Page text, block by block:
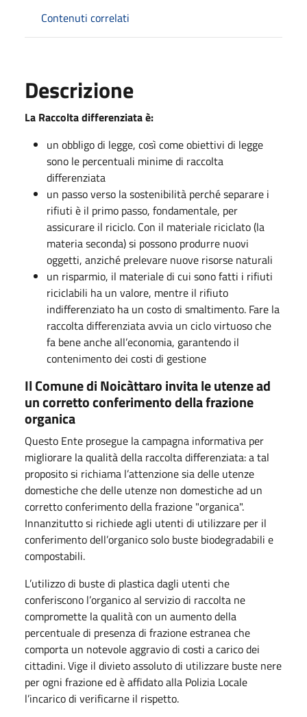
Contenuti correlati
Descrizione
La Raccolta differenziata è:
un obbligo di legge, così come obiettivi di legge
sono le percentuali minime di raccolta
differenziata
un passo verso la sostenibilità perché separare i
rifiuti è il primo passo, fondamentale, per
assicurare il riciclo. Con il materiale riciclato (la
materia seconda) si possono produrre nuovi
oggetti, anziché prelevare nuove risorse naturali
un risparmio, il materiale di cui sono fatti i rifiuti
riciclabili ha un valore, mentre il rifiuto
indifferenziato ha un costo di smaltimento. Fare la
raccolta differenziata avvia un ciclo virtuoso che
fa bene anche all’economia, garantendo il
contenimento dei costi di gestione
Il Comune di Noicàttaro invita le utenze ad
un corretto conferimento della frazione
organica
Questo Ente prosegue la campagna informativa per
migliorare la qualità della raccolta differenziata: a tal
proposito si richiama l’attenzione sia delle utenze
domestiche che delle utenze non domestiche ad un
corretto conferimento della frazione "organica".
Innanzitutto si richiede agli utenti di utilizzare per il
conferimento dell’organico solo buste biodegradabili e
compostabili.
L’utilizzo di buste di plastica dagli utenti che
conferiscono l’organico al servizio di raccolta ne
compromette la qualità con un aumento della
percentuale di presenza di frazione estranea che
comporta un notevole aggravio di costi a carico dei
cittadini. Vige il divieto assoluto di utilizzare buste nere
per ogni frazione ed è affidato alla Polizia Locale
l’incarico di verificarne il rispetto.